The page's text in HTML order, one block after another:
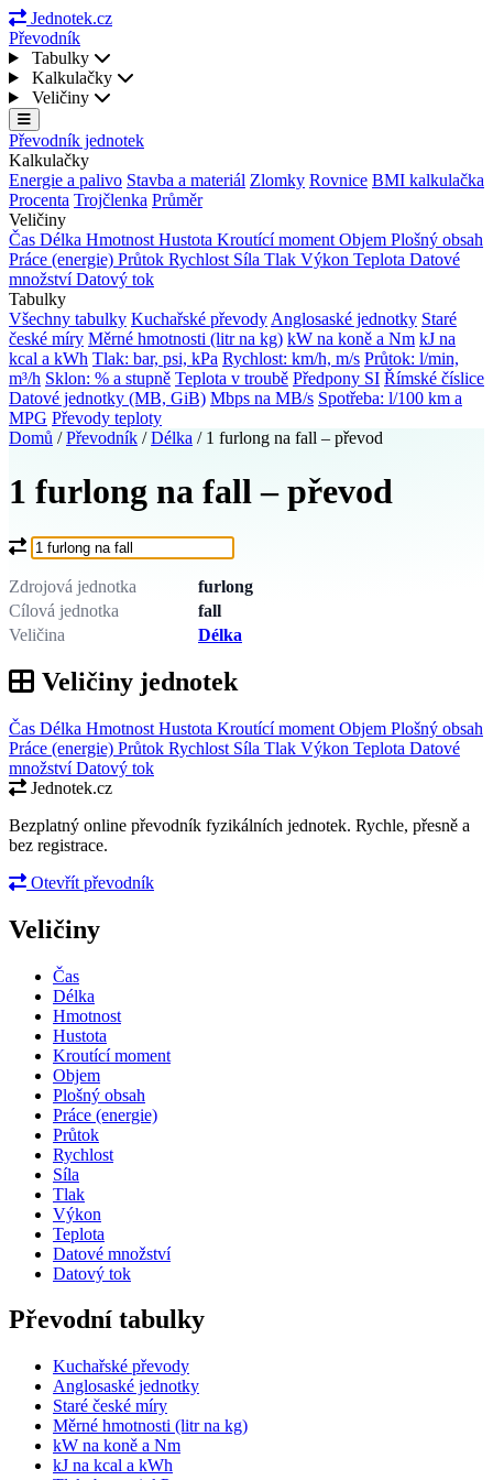
Jednotek.cz
Převodník
Tabulky
Kalkulačky
Veličiny
Převodník jednotek
Kalkulačky
Energie a palivo Stavba a materiál Zlomky Rovnice BMI kalkulačka
Procenta Trojčlenka Průměr
Veličiny
Čas Délka Hmotnost Hustota Kroutící moment Objem Plošný obsah
Práce (energie) Průtok Rychlost Síla Tlak Výkon Teplota Datové
množstvíDatový tok
Tabulky
Všechny tabulky Kuchařské převody Anglosaské jednotky Staré
české míry Měrné hmotnosti (litr na kg) kW na koně a Nm kJ na
kcal a kWh Tlak: bar, psi, kPa Rychlost: km/h, m/s Průtok: l/min,
m³/h Sklon: % a stupně Teplota v troubě Předpony SI Římské číslice
Datové jednotky (MB, GiB) Mbps na MB/s Spotřeba: l/100 km a
MPG Převody teploty
Domů / Převodník / Délka / 1 furlong na fall – převod
1 furlong na fall – převod
Co chcete převést?
Zdrojová jednotka
furlong
Cílová jednotka
fall
Veličina
Délka
Veličiny jednotek
Čas Délka Hmotnost Hustota Kroutící moment Objem Plošný obsah
Práce (energie) Průtok Rychlost Síla Tlak Výkon Teplota Datové
množstvíDatový tok
Jednotek.cz
Bezplatný online převodník fyzikálních jednotek. Rychle, přesně a
bez registrace.
Otevřít převodník
Veličiny
Čas
Délka
Hmotnost
Hustota
Kroutící moment
Objem
Plošný obsah
Práce (energie)
Průtok
Rychlost
Síla
Tlak
Výkon
Teplota
Datové množství
Datový tok
Převodní tabulky
Kuchařské převody
Anglosaské jednotky
Staré české míry
Měrné hmotnosti (litr na kg)
kW na koně a Nm
kJ na kcal a kWh